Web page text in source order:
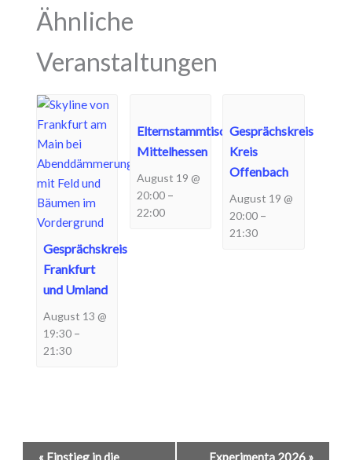
Ähnliche
Veranstaltungen
Gesprächskreis
Frankfurt
und Umland
August 13 @
19:30 –
21:30
Elternstammtisch
Mittelhessen
August 19 @
20:00–
22:00
Gesprächskreis
Kreis
Offenbach
August 19 @
20:00 –
21:30
Veranstaltung-
« Einstieg in die
Experimenta 2026 »